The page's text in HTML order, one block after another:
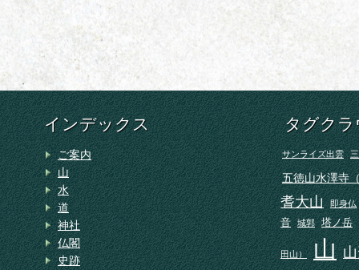
インデックス
ご案内
山
水
道
神社
仏閣
史跡
タグクラ
サンライズ出雲
五徳山水澤寺
耆大山 即身仏
音 城郭 塔ノ岳
田山） 山